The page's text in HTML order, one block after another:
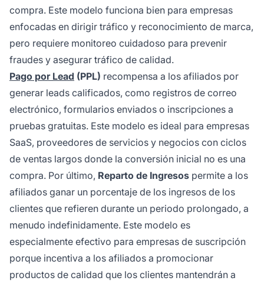
compra. Este modelo funciona bien para empresas
enfocadas en dirigir tráfico y reconocimiento de marca,
pero requiere monitoreo cuidadoso para prevenir
fraudes y asegurar tráfico de calidad.
Pago por Lead (PPL) recompensa a los afiliados por
generar leads calificados, como registros de correo
electrónico, formularios enviados o inscripciones a
pruebas gratuitas. Este modelo es ideal para empresas
SaaS, proveedores de servicios y negocios con ciclos
de ventas largos donde la conversión inicial no es una
compra. Por último, Reparto de Ingresos permite a los
afiliados ganar un porcentaje de los ingresos de los
clientes que refieren durante un periodo prolongado, a
menudo indefinidamente. Este modelo es
especialmente efectivo para empresas de suscripción
porque incentiva a los afiliados a promocionar
productos de calidad que los clientes mantendrán a